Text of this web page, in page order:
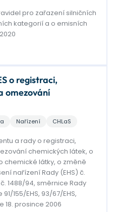
pro zařazení silničních
kategorií a o emisních
o registraci,
omezování
Nařízení CHLaS
a rady o registraci,
chemických látek, o
chemické látky, o změně
nařízení Rady (EHS) č.
1488/94, směrnice Rady
155/EHS, 93/67/EHS,
18. prosince 2006